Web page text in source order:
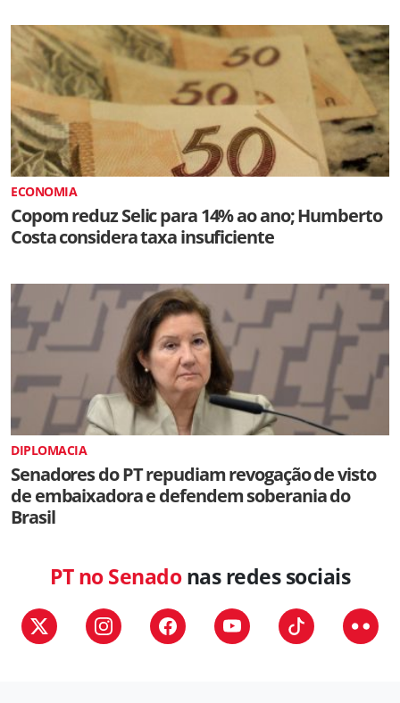
ECONOMIA
Copom reduz Selic para 14% ao ano; Humberto
Costa considera taxa insuficiente
DIPLOMACIA
Senadores do PT repudiam revogação de visto
de embaixadora e defendem soberania do
Brasil
PT no Senadonas redes sociais